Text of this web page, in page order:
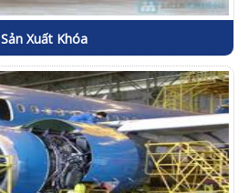
Sản Xuất Khóa